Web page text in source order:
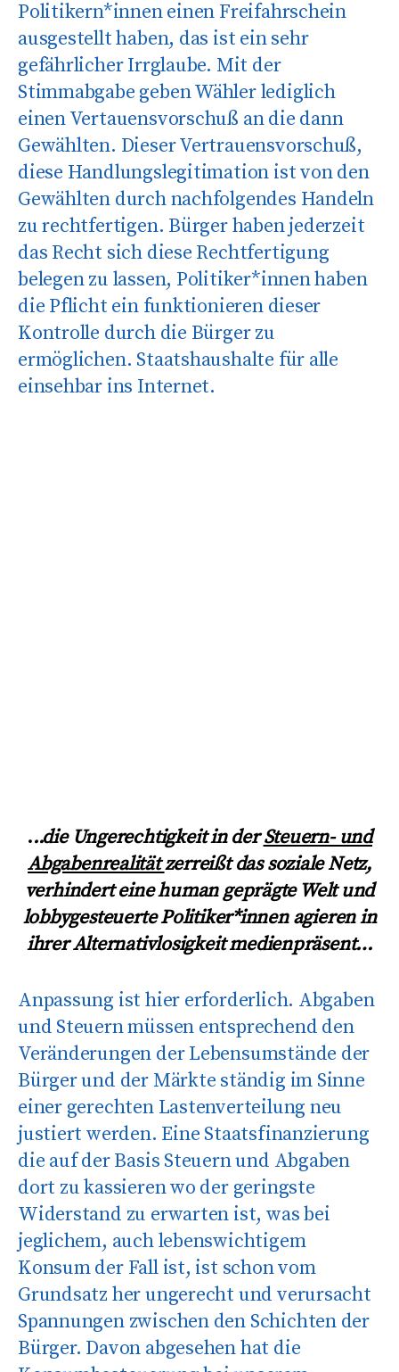
Politikern*innen einen Freifahrschein
ausgestellt haben, das ist ein sehr
gefährlicher Irrglaube. Mit der
Stimmabgabe geben Wähler lediglich
einen Vertauensvorschuß an die dann
Gewählten. Dieser Vertrauensvorschuß,
diese Handlungslegitimation ist von den
Gewählten durch nachfolgendes Handeln
zu rechtfertigen. Bürger haben jederzeit
das Recht sich diese Rechtfertigung
belegen zu lassen, Politiker*innen haben
die Pflicht ein funktionieren dieser
Kontrolle durch die Bürger zu
ermöglichen. Staatshaushalte für alle
einsehbar ins Internet.
...die Ungerechtigkeit in derSteuern- und
Abgabenrealitätzerreißt das soziale Netz,
verhindert eine human geprägte Welt und
lobbygesteuerte Politiker*innen agieren in
ihrer Alternativlosigkeit medienpräsent…
Anpassung ist hier erforderlich. Abgaben
und Steuern müssen entsprechend den
Veränderungen der Lebensumstände der
Bürger und der Märkte ständig im Sinne
einer gerechten Lastenverteilung neu
justiert werden. Eine Staatsfinanzierung
die auf der Basis Steuern und Abgaben
dort zu kassieren wo der geringste
Widerstand zu erwarten ist, was bei
jeglichem, auch lebenswichtigem
Konsum der Fall ist, ist schon vom
Grundsatz her ungerecht und verursacht
Spannungen zwischen den Schichten der
Bürger. Davon abgesehen hat die